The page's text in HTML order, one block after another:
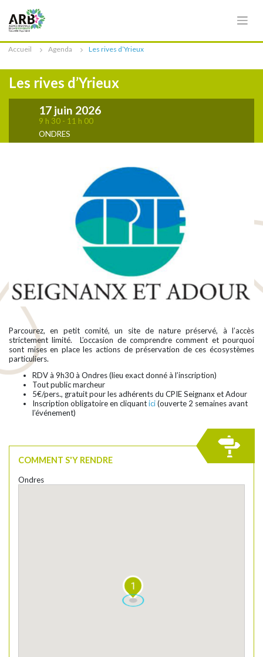
Accueil Agenda Les rives d’Yrieux
Les rives d’Yrieux
17 juin 2026
9 h 30 - 11 h 00
ONDRES
Parcourez, en petit comité, un site de nature préservé, à l’accès
strictement limité. L’occasion de comprendre comment et pourquoi
sont mises en place les actions de préservation de ces écosystèmes
particuliers.
RDV à 9h30 à Ondres (lieu exact donné à l’inscription)
Tout public marcheur
5€/pers., gratuit pour les adhérents du CPIE Seignanx et Adour
Inscription obligatoire en cliquantici(ouverte 2 semaines avant
l’événement)
COMMENT S'Y RENDRE
Ondres
1